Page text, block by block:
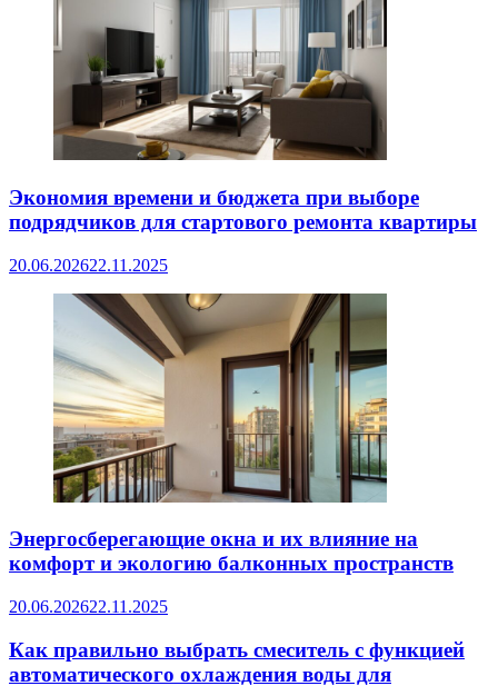
Экономия времени и бюджета при выборе
подрядчиков для стартового ремонта квартиры
20.06.202622.11.2025
Энергосберегающие окна и их влияние на
комфорт и экологию балконных пространств
20.06.202622.11.2025
Как правильно выбрать смеситель с функцией
автоматического охлаждения воды для